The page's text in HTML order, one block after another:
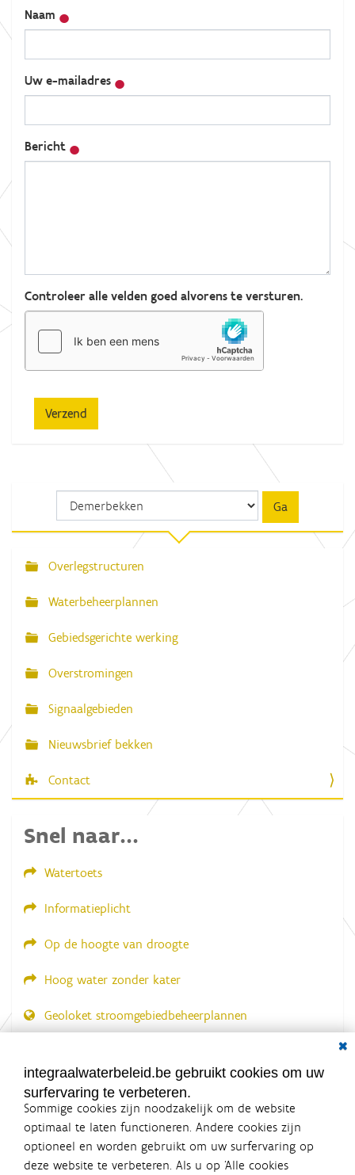
Naam
Uw e-mailadres
Bericht
Controleer alle velden goed alvorens te versturen.
N
a
i
g
t
Overlegstructuren
Waterbeheerplannen
Gebiedsgerichte werking
Overstromingen
Signaalgebieden
Nieuwsbrief bekken
Contact
Snel naar...
Watertoets
Informatieplicht
Op de hoogte van droogte
Hoog water zonder kater
Geoloket stroomgebiedbeheerplannen
LOGIN VEREIST
integraalwaterbeleid.be gebruikt cookies om uw
surfervaring te verbeteren.
Sommige cookies zijn noodzakelijk om de website
optimaal te laten functioneren. Andere cookies zijn
optioneel en worden gebruikt om uw surfervaring op
deze website te verbeteren. Als u op ‘Alle cookies
Integraalwaterbeleid.be is een